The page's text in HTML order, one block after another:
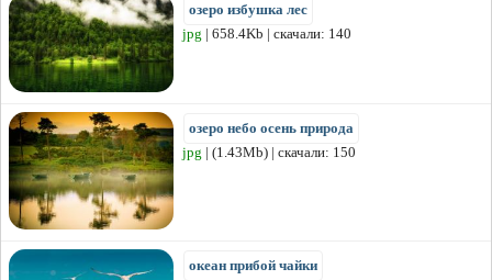
озеро избушка лес
jpg | 658.4Kb | скачали: 140
озеро небо осень природа
jpg | (1.43Mb) | скачали: 150
океан прибой чайки